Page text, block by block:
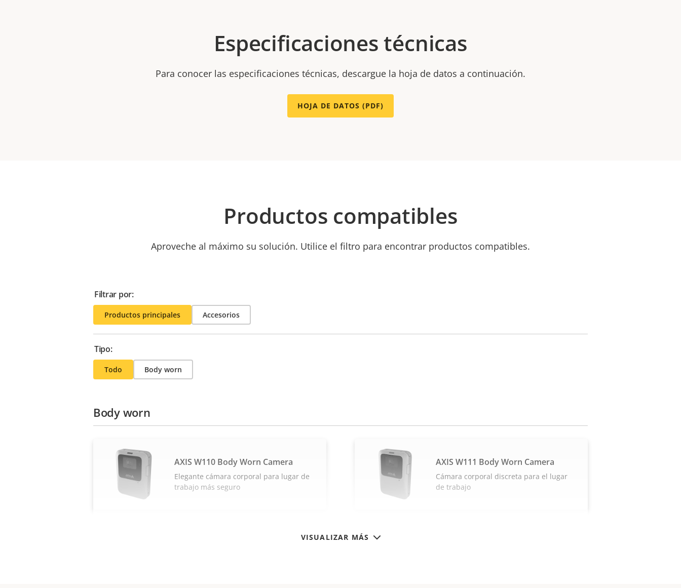
Especificaciones técnicas
Para conocer las especificaciones técnicas, descargue la hoja de datos a continuación.
HOJA DE DATOS (PDF)
Productos compatibles
Aproveche al máximo su solución. Utilice el filtro para encontrar productos compatibles.
Filtrar por:
Productos principales Accesorios
Tipo:
Todo Body worn
VISUALIZAR MÁS
Body worn
AXIS W110 Body Worn Camera
Elegante cámara corporal para lugar de
trabajo más seguro
AXIS W111 Body Worn Camera
Cámara corporal discreta para el lugar
de trabajo